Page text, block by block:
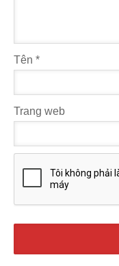
Tên *
Trang web